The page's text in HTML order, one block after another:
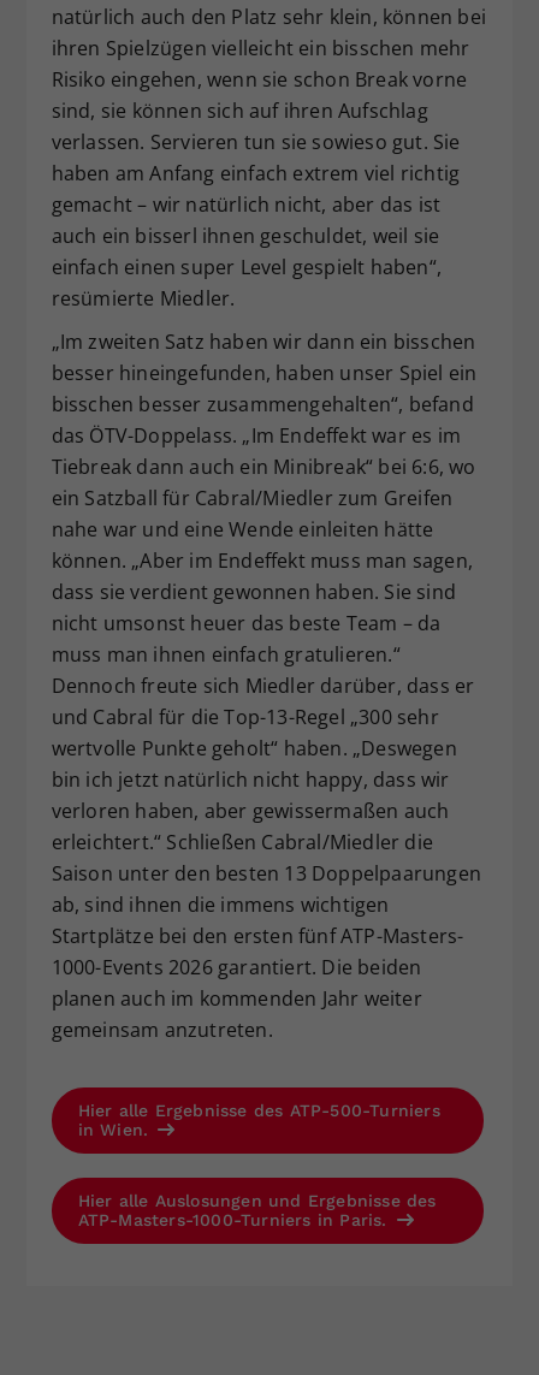
natürlich auch den Platz sehr klein, können bei
ihren Spielzügen vielleicht ein bisschen mehr
Risiko eingehen, wenn sie schon Break vorne
sind, sie können sich auf ihren Aufschlag
verlassen. Servieren tun sie sowieso gut. Sie
haben am Anfang einfach extrem viel richtig
gemacht – wir natürlich nicht, aber das ist
auch ein bisserl ihnen geschuldet, weil sie
einfach einen super Level gespielt haben“,
resümierte Miedler.
„Im zweiten Satz haben wir dann ein bisschen
besser hineingefunden, haben unser Spiel ein
bisschen besser zusammengehalten“, befand
das ÖTV-Doppelass. „Im Endeffekt war es im
Tiebreak dann auch ein Minibreak“ bei 6:6, wo
ein Satzball für Cabral/Miedler zum Greifen
nahe war und eine Wende einleiten hätte
können. „Aber im Endeffekt muss man sagen,
dass sie verdient gewonnen haben. Sie sind
nicht umsonst heuer das beste Team – da
muss man ihnen einfach gratulieren.“
Dennoch freute sich Miedler darüber, dass er
und Cabral für die Top-13-Regel „300 sehr
wertvolle Punkte geholt“ haben. „Deswegen
bin ich jetzt natürlich nicht happy, dass wir
verloren haben, aber gewissermaßen auch
erleichtert.“ Schließen Cabral/Miedler die
Saison unter den besten 13 Doppelpaarungen
ab, sind ihnen die immens wichtigen
Startplätze bei den ersten fünf ATP-Masters-
1000-Events 2026 garantiert. Die beiden
planen auch im kommenden Jahr weiter
gemeinsam anzutreten.
Hier alle Ergebnisse des ATP-500-Turniers
in Wien.
Hier alle Auslosungen und Ergebnisse des
ATP-Masters-1000-Turniers in Paris.